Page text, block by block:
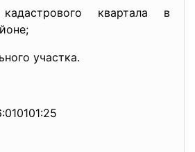
квартала в
участка.